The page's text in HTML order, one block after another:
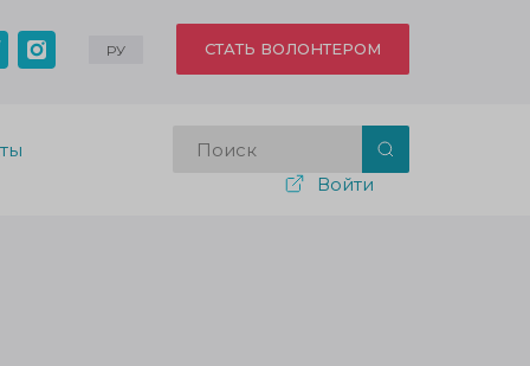
РУ СТАТЬ ВОЛОНТЕРОМ
Войти